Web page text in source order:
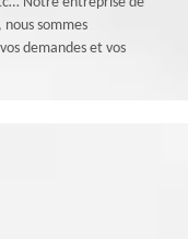
sommes
demandes et vos